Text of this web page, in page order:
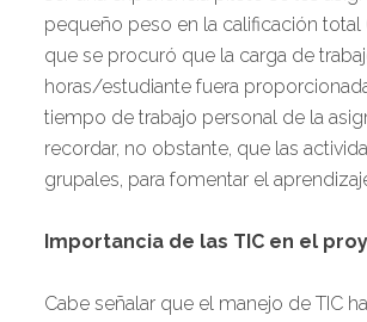
pequeño peso en la calificación total
que se procuró que la carga de
horas/estudiante fuera
tiempo de trabajo personal de la
recordar, no obstante, que las
grupales, para fomentar el
Importancia de las TIC en el
Cabe señalar que el manejo de TIC